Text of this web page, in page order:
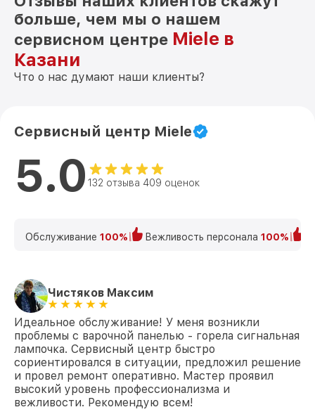
больше, чем мы о нашем
сервисном центре Miele в
Казани
Что о нас думают наши клиенты?
Сервисный центр Miele
5.0 132 отзыва 409 оценок
Обслуживание 100% Вежливость персонала 100%
Чистяков Максим
Идеальное обслуживание! У меня возникли
проблемы с варочной панелью - горела сигнальная
лампочка. Сервисный центр быстро
сориентировался в ситуации, предложил решение
и провел ремонт оперативно. Мастер проявил
высокий уровень профессионализма и
вежливости. Рекомендую всем!